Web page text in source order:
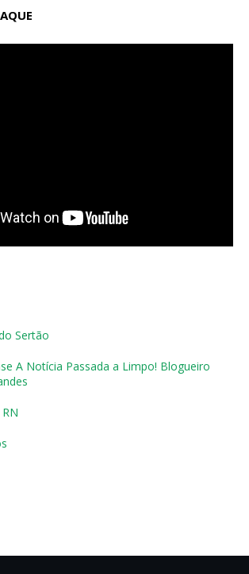
Sertão
A Notícia Passada a Limpo! Blogueiro